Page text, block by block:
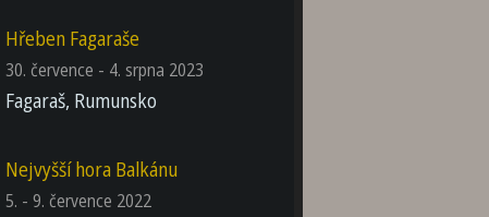
Hřeben Fagaraše
30. července - 4. srpna 2023
Fagaraš, Rumunsko
Nejvyšší hora Balkánu
5. - 9. července 2022